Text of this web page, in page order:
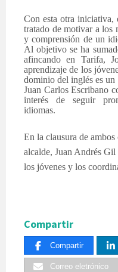
Con esta otra iniciativa,
tratado de motivar a los
y comprensión de un
Al objetivo se ha
afincando en Tarifa,
aprendizaje de los
dominio del inglés es
Juan Carlos Escribano
interés de seguir
idiomas.
En la clausura de
alcalde, Juan Andrés
los jóvenes y los
Compartir
Compartir
Correo eletrónico